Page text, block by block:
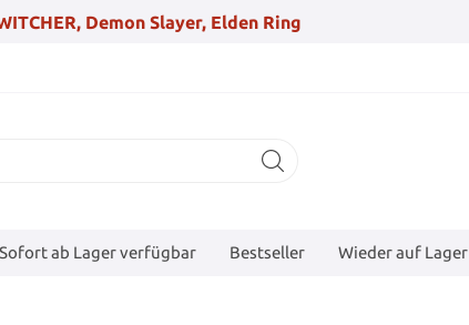
Demon Slayer, Elden Ring
Sofort ab Lager verfügbar Bestseller Wieder auf Lager